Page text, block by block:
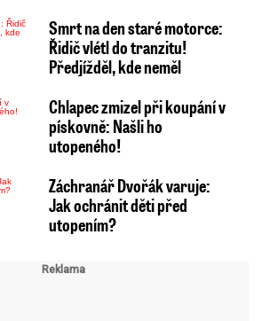
Smrt na den staré motorce:
Řidič vlétl do tranzitu!
Předjížděl, kde neměl
Chlapec zmizel při koupání v
pískovně: Našli ho
utopeného!
Záchranář Dvořák varuje:
Jak ochránit děti před
utopením?